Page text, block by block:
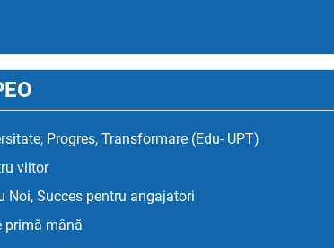
Progres, Transformare (Edu- UPT)
viitor
Noi, Succes pentru angajatori
primă mână